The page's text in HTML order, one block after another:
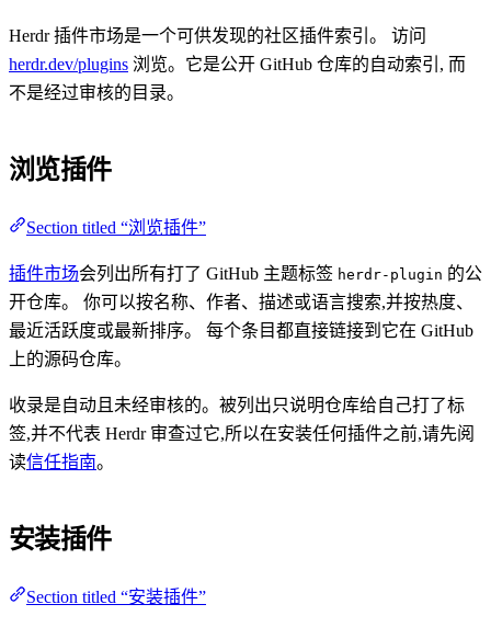
Herdr 插件市场是一个可供发现的社区插件索引。 访问
herdr.dev/plugins 浏览。它是公开 GitHub 仓库的自动索引, 而
不是经过审核的目录。
浏览插件
Section titled “浏览插件”
插件市场会列出所有打了 GitHub 主题标签 herdr-plugin 的公
开仓库。 你可以按名称、作者、描述或语言搜索,并按热度、
最近活跃度或最新排序。 每个条目都直接链接到它在 GitHub
上的源码仓库。
收录是自动且未经审核的。被列出只说明仓库给自己打了标
签,并不代表 Herdr 审查过它,所以在安装任何插件之前,请先阅
读信任指南。
安装插件
Section titled “安装插件”